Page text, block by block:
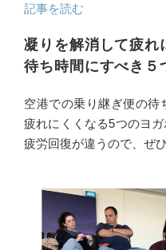
記事を読む
凝りを解消して疲れ
待ち時間にすべき５
空港での乗り継ぎ便の待
疲れにくくなる5つのヨ
疲労回復が違うので、ぜ